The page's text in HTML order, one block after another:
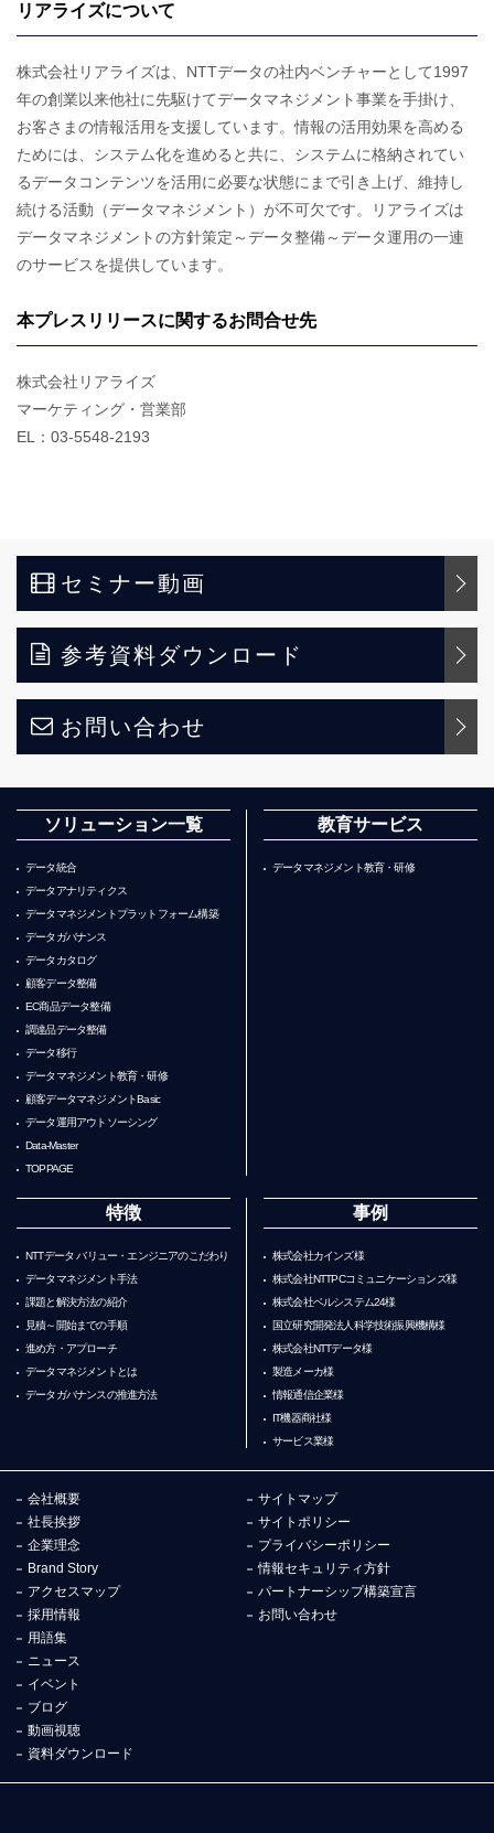
リアライズについて
株式会社リアライズは、NTTデータの社内ベンチャーとして1997
年の創業以来他社に先駆けてデータマネジメント事業を手掛け、
お客さまの情報活用を支援しています。情報の活用効果を高める
ためには、システム化を進めると共に、システムに格納されてい
るデータコンテンツを活用に必要な状態にまで引き上げ、維持し
続ける活動（データマネジメント）が不可欠です。リアライズは
データマネジメントの方針策定～データ整備～データ運用の一連
のサービスを提供しています。
本プレスリリースに関するお問合せ先
株式会社リアライズ
マーケティング・営業部
EL：03-5548-2193
セミナー動画
参考資料ダウンロード
お問い合わせ
ソリューション一覧
データ統合
データアナリティクス
データマネジメントプラットフォーム構築
データガバナンス
データカタログ
顧客データ整備
EC商品データ整備
調達品データ整備
データ移行
データマネジメント教育・研修
顧客データマネジメントBasic
データ運用アウトソーシング
Data-Master
TOPPAGE
教育サービス
データマネジメント教育・研修
特徴
NTTデータ バリュー・エンジニアのこだわり
データマネジメント手法
課題と解決方法の紹介
見積～開始までの手順
進め方・アプローチ
データマネジメントとは
データガバナンスの推進方法
事例
株式会社カインズ様
株式会社NTTPCコミュニケーションズ様
株式会社ベルシステム24様
国立研究開発法人科学技術振興機構様
株式会社NTTデータ様
製造メーカ様
情報通信企業様
IT機器商社様
サービス業様
会社概要
社長挨拶
企業理念
Brand Story
アクセスマップ
採用情報
サイトマップ
サイトポリシー
プライバシーポリシー
情報セキュリティ方針
パートナーシップ構築宣言
お問い合わせ
用語集
ニュース
イベント
ブログ
動画視聴
資料ダウンロード